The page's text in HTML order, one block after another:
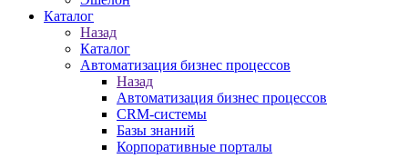
Каталог
Назад
Каталог
Автоматизация бизнес процессов
Назад
Автоматизация бизнес процессов
CRM-системы
Базы знаний
Корпоративные порталы